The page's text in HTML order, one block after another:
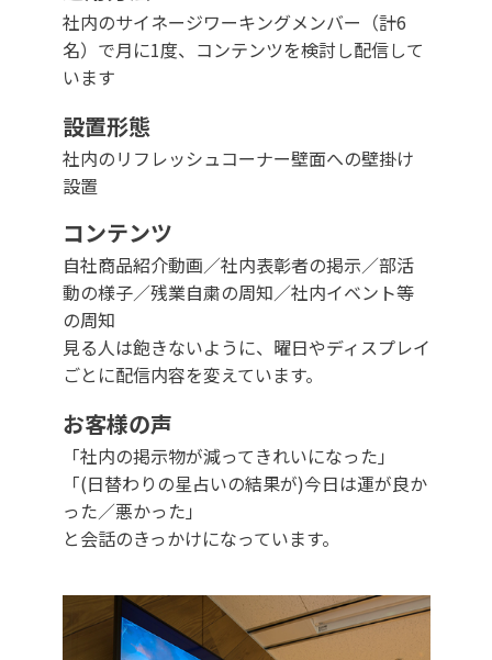
社内のサイネージワーキングメンバー（計6
名）で月に1度、コンテンツを検討し配信して
います
設置形態
社内のリフレッシュコーナー壁面への壁掛け
設置
コンテンツ
自社商品紹介動画／社内表彰者の掲示／部活
動の様子／残業自粛の周知／社内イベント等
の周知
見る人は飽きないように、曜日やディスプレイ
ごとに配信内容を変えています。
お客様の声
「社内の掲示物が減ってきれいになった」
「(日替わりの星占いの結果が)今日は運が良か
った／悪かった」
と会話のきっかけになっています。